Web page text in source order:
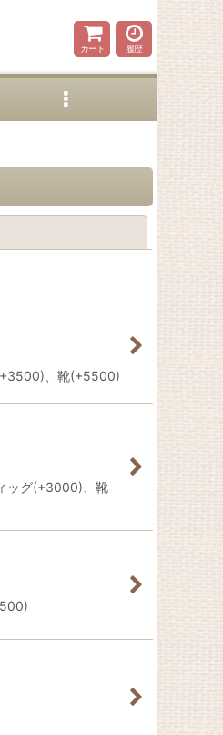
カート 履歴
、靴(+5500)
ッグ(+3000)、靴